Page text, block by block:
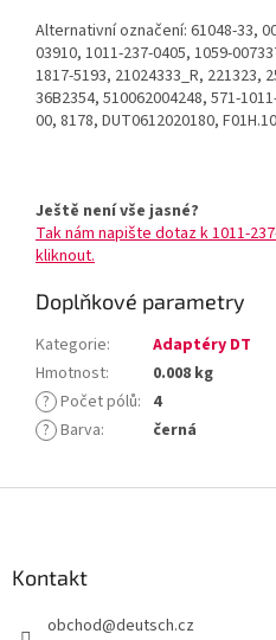
Alternativní označení: 61048-33,
03910, 1011-237-0405, 1059-
1817-5193, 21024333_R, 221323,
36B2354, 510062004248, 571-
00, 8178, DUT0612020180,
Ještě není vše jasné?
Tak nám napište dotaz k 1011-
kliknout.
Doplňkové parametry
Kategorie:
Adaptéry DT
Hmotnost:
0.008 kg
? Počet pólů: 4
? Barva: černá
Kontakt
obchod@deutsch.cz